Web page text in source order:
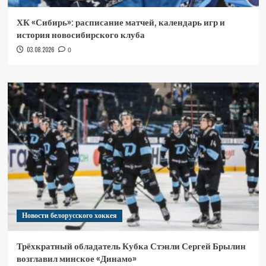
ХК «Сибирь»: расписание матчей, календарь игр и
история новосибирского клуба
03.08.2026 0
Новости белорусского хоккея
Трёхкратный обладатель Кубка Стэнли Сергей Брылин
возглавил минское «Динамо»